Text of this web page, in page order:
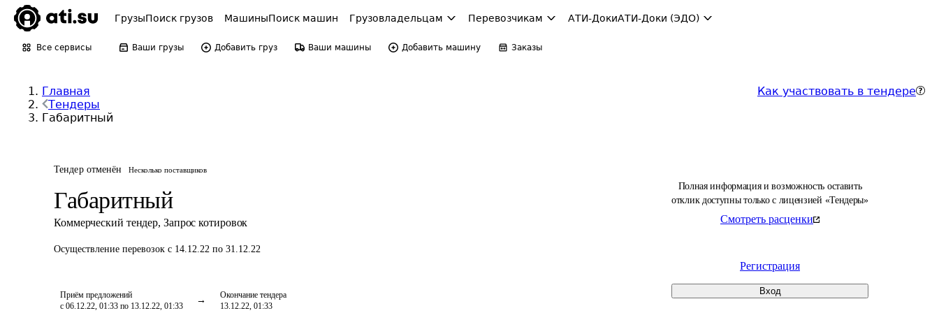
ГрузыПоиск грузов МашиныПоиск машин Грузовладельцам Перевозчикам АТИ-ДокиАТИ-Доки (ЭДО)
Все сервисы Ваши грузы Добавить груз Ваши машины Добавить машину Заказы
Главная
Тендеры
Габаритный
Как участвовать в тендере
Тендер отменён Несколько поставщиков
Габаритный
Коммерческий тендер, Запрос котировок
Осуществление перевозок с 14.12.22 по 31.12.22
Приём предложений
с 06.12.22, 01:33 по 13.12.22, 01:33
Окончание тендера
13.12.22, 01:33
Полная информация и возможность оставить
отклик доступны только с лицензией «Тендеры»
Смотреть расценки
Регистрация
Вход